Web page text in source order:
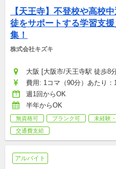
【天王寺】不登校や高校
徒をサポートする学習支
集！
株式会社キズキ
大阪 [大阪市/天王寺駅 徒歩8
費用: 1コマ（90分）あたり：
週1回からOK
半年からOK
無資格可 ブランク可 未経験
交通費支給
アルバイト